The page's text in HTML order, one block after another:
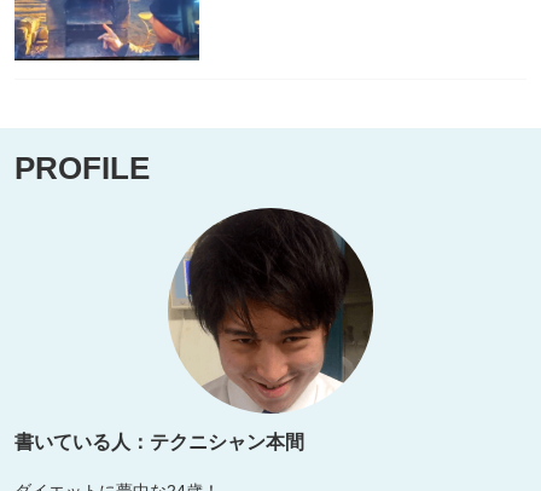
PROFILE
書いている人：テクニシャン本間